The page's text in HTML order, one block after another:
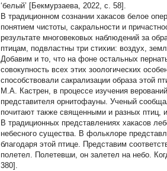
‘белый’ [Бекмурзаева, 2022, с. 58].
В традиционном сознании хакасов белое
понятием чистоты, сакральности и
результате многовековых наблюдений за
птицам, подвластны три стихии: воздух,
Добавим и то, что на фоне остальных
совокупность всех этих зоологических
способствовали сакрализации образа этой
М.А. Кастрен, в процессе изучения
представителя орнитофауны. Ученый
почитают также священными и разных птиц,
В традиционных представлениях хакасов
небесного существа. В фольклоре
благодаря этой птице. Представим
полетел. Полетевши, он залетел на небо.
380].